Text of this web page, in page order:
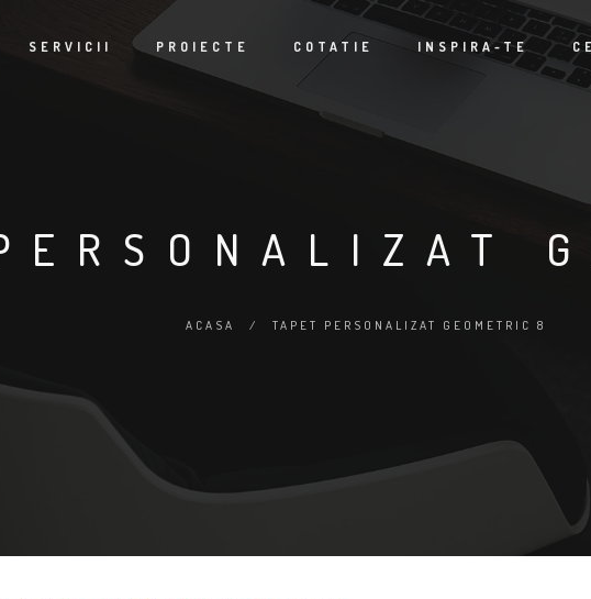
SERVICII PROIECTE COTATIE INSPIRA-TE
ACASA / TAPET PERSONALIZAT GEOMETRIC 8